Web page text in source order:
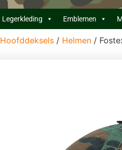
Legerkleding Emblemen
Hoofddeksels / Helmen /